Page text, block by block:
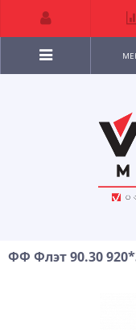
ФФ Флэт 90.30